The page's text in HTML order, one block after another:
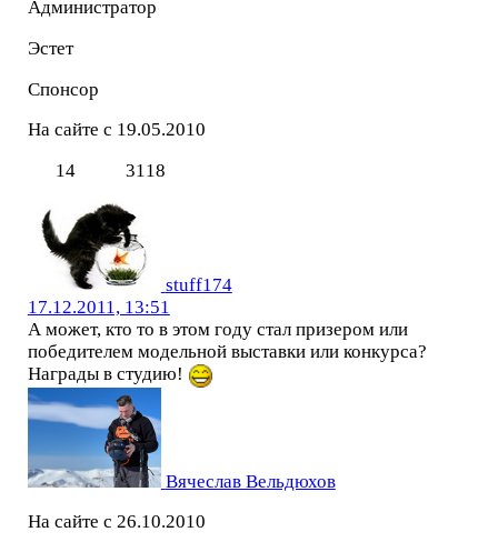
Администратор
Эстет
Спонсор
На сайте с 19.05.2010
14
3118
stuff174
17.12.2011, 13:51
А может, кто то в этом году стал призером или
победителем модельной выставки или конкурса?
Награды в студию!
Вячеслав Вельдюхов
На сайте с 26.10.2010